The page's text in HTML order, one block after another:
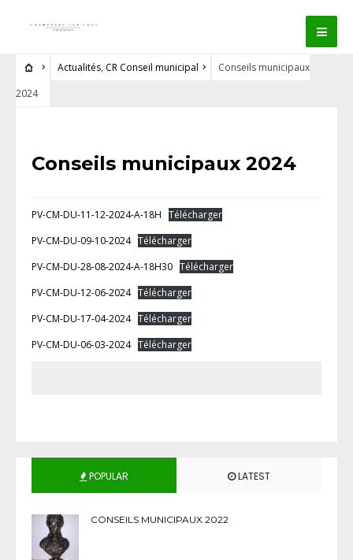
Actualités, CR Conseil municipal
Conseils municipaux
2024
Conseils municipaux 2024
PV-CM-DU-11-12-2024-A-18H Télécharger
PV-CM-DU-09-10-2024 Télécharger
PV-CM-DU-28-08-2024-A-18H30 Télécharger
PV-CM-DU-12-06-2024 Télécharger
PV-CM-DU-17-04-2024 Télécharger
PV-CM-DU-06-03-2024 Télécharger
POPULAR LATEST
CONSEILS MUNICIPAUX 2022